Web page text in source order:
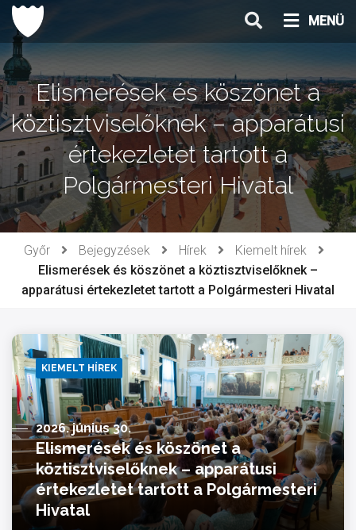
Ugrás
tartalomhoz
MENÜ
Elismerések és köszönet a
köztisztviselőknek – apparátusi
értekezletet tartott a
Polgármesteri Hivatal
Győr Bejegyzések Hírek
Kiemelt hírek
Elismerések és köszönet a köztisztviselőknek –
apparátusi értekezletet tartott a Polgármesteri Hivatal
KIEMELT HÍREK
2026. június 30.
Elismerések és köszönet a
köztisztviselőknek – apparátusi
értekezletet tartott a Polgármesteri
Hivatal